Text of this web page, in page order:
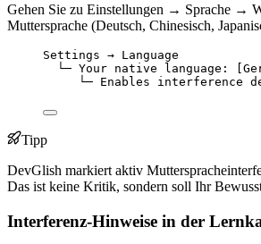
Gehen Sie zu Einstellungen → Sprache →
Muttersprache (Deutsch, Chinesisch,
Settings → Language
└─ Your native language:
└─ Enables interference
Tipp
DevGlish markiert aktiv
Das ist keine Kritik, sondern soll Ihr
Interferenz-Hinweise in der